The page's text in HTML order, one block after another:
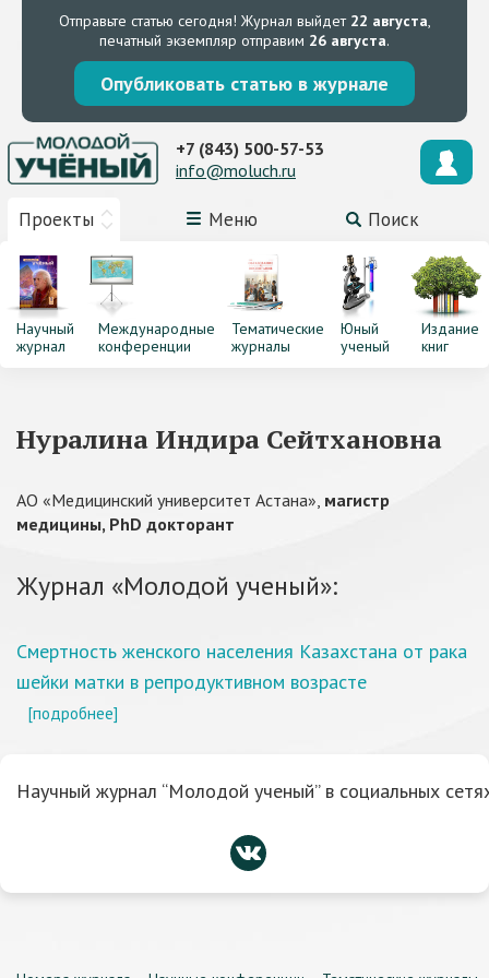
Отправьте статью сегодня! Журнал выйдет 22 августа,
печатный экземпляр отправим 26 августа.
Опубликовать статью в журнале
Проекты Меню Поиск
+7 (843) 500-57-53
info@moluch.ru
Научный
журнал
Международные
конференции
Тематические
журналы
Юный
ученый
Издание
книг
Нуралина Индира Сейтхановна
АО «Медицинский университет Астана», магистр
медицины, PhD докторант
Журнал «Молодой ученый»:
Смертность женского населения Казахстана от рака
шейки матки в репродуктивном возрасте
[подробнее]
Научный журнал “Молодой ученый” в социальных